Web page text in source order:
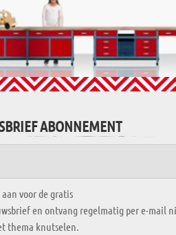
ABONNEMENT
voor de gratis
en ontvang regelmatig per e-mail
thema knutselen.